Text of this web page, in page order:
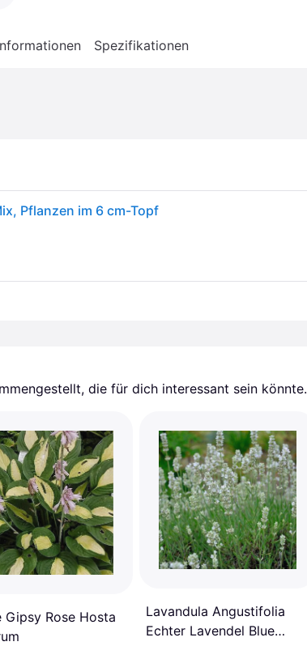
Spezifikationen
Pflanzen im 6 cm-Topf
die für dich interessant sein könnte.
Gipsy Rose Hosta
Lavandula Angustifolia
Echter Lavendel Blue